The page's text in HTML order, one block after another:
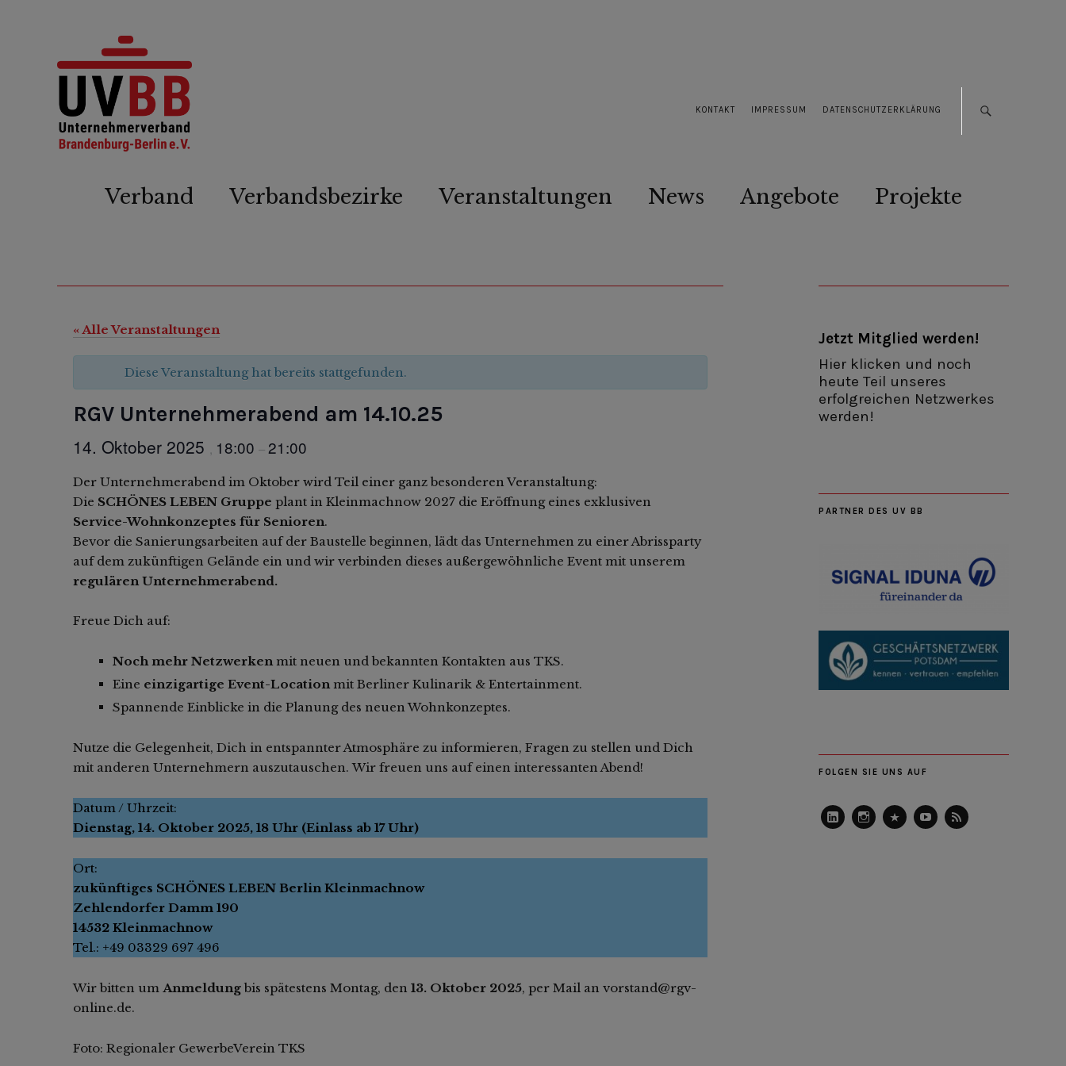
KONTAKT IMPRESSUM DATENSCHUTZERKLÄRUNG
Verband Verbandsbezirke Veranstaltungen News Angebote Projekte
« Alle Veranstaltungen
Diese Veranstaltung hat bereits stattgefunden.
RGV Unternehmerabend am 14.10.25
14. Oktober 2025 18:00 – 21:00
Der Unternehmerabend im Oktober wird Teil einer ganz besonderen Veranstaltung:
Die SCHÖNES LEBEN Gruppe plant in Kleinmachnow 2027 die Eröffnung eines exklusiven
Service-Wohnkonzeptes für Senioren.
Bevor die Sanierungsarbeiten auf der Baustelle beginnen, lädt das Unternehmen zu einer Abrissparty
auf dem zukünftigen Gelände ein und wir verbinden dieses außergewöhnliche Event mit unserem
regulären Unternehmerabend.
Freue Dich auf:
Noch mehr Netzwerken mit neuen und bekannten Kontakten aus TKS.
Eine einzigartige Event-Location mit Berliner Kulinarik & Entertainment.
Spannende Einblicke in die Planung des neuen Wohnkonzeptes.
Nutze die Gelegenheit, Dich in entspannter Atmosphäre zu informieren, Fragen zu stellen und Dich
mit anderen Unternehmern auszutauschen. Wir freuen uns auf einen interessanten Abend!
Datum / Uhrzeit:
Dienstag, 14. Oktober 2025, 18 Uhr (Einlass ab 17 Uhr)
Ort:
zukünftiges SCHÖNES LEBEN Berlin Kleinmachnow
Zehlendorfer Damm 190
14532 Kleinmachnow
Tel.: +49 03329 697 496
Wir bitten um Anmeldung bis spätestens Montag, den 13. Oktober 2025, per Mail an vorstand@rgv-
online.de.
Foto: Regionaler GewerbeVerein TKS
Jetzt Mitglied werden!
Hier klicken und noch
heute Teil unseres
erfolgreichen Netzwerkes
werden!
PARTNER DES UV BB
FOLGEN SIE UNS AUF